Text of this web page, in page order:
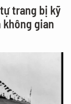
trang bị kỹ
gian